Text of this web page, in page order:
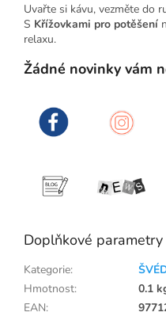
Uvařte si kávu, vezměte do
S Křížovkami pro potěšení
relaxu.
Žádné novinky vám
Doplňkové parametry
Kategorie:
Hmotnost:
0.1
EAN: